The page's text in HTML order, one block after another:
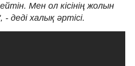
Мен ол кісінің жолын
деді халық әртісі.